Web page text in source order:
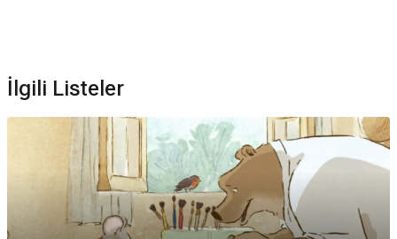
İlgili Listeler